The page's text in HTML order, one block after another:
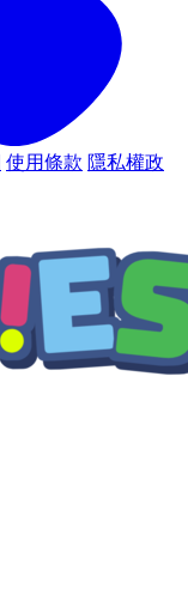
使用條款 隱私權政